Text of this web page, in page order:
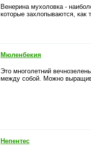
Венерина мухоловка -
которые захлопываются, как
Мюленбекия
Это многолетний
между собой. Можно
Непентес